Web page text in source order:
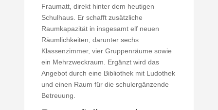
Fraumatt, direkt hinter dem heutigen
Schulhaus. Er schafft zusätzliche
Raumkapazität in insgesamt elf neuen
Räumlichkeiten, darunter sechs
Klassenzimmer, vier Gruppenräume sowie
ein Mehrzweckraum. Ergänzt wird das
Angebot durch eine Bibliothek mit Ludothek
und einen Raum für die schulergänzende
Betreuung.